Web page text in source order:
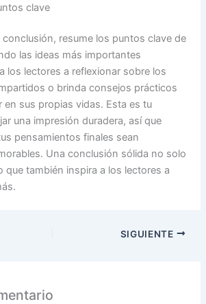
clave
resume los puntos clave de
las ideas más importantes
los lectores a reflexionar sobre los
o brinda consejos prácticos
en sus propias vidas. Esta es tu
una impresión duradera, así que
pensamientos finales sean
Una conclusión sólida no solo
que también inspira a los lectores a
SIGUIENTE